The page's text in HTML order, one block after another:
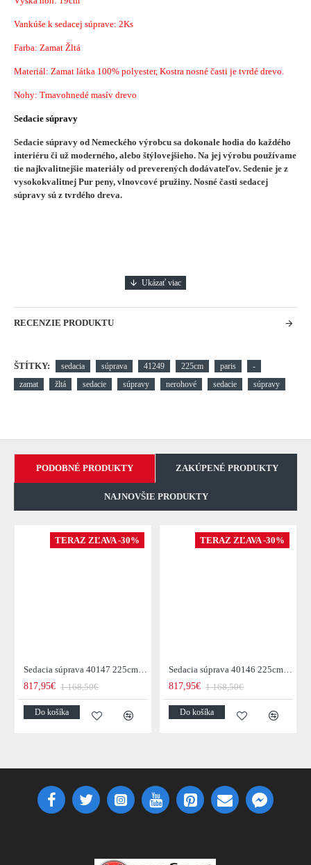
Vankúše k sedacej súprave: 2Ks
Farba: Zamat Žltá
Materiál: Zamat látka 100% polyester, Kostra nosné časti je tvrdé drevo.
Nohy: Tmavohnedé masív drevo
Sedacie súpravy
Sedacie súpravy od Nemeckého výrobcu sa dokonale hodia do každého
interiéru či už moderného, alebo štýlovejšieho. Na jej výrobu používame
tie najkvalitnejšie materiály od preverených dodávateľov. Sedenie je z
vysokokvalitnej Pur peny, vlnovcové pružiny. Nosné časti sedacej
súpravy sú z tvrdého dreva.
RECENZIE PRODUKTU
ŠTÍTKY: sedacia súprava 41249 225cm paris
-
zamat
žltá sedacie súpravy nerohové sedacie súpravy
PODOBNÉ PRODUKTY ZAKÚPENÉ PRODUKTY
NAJNOVŠIE PRODUKTY
TERAZ ZĽAVA -30%
Sedacia súprava 40147 225cm Paris - Zamat Šedá
817,95€ 1 168,50€
Do košíka
TERAZ ZĽAVA -30%
Sedacia súprava 40146 225cm Paris - Zamat Sivá
817,95€ 1 168,50€
Do košíka